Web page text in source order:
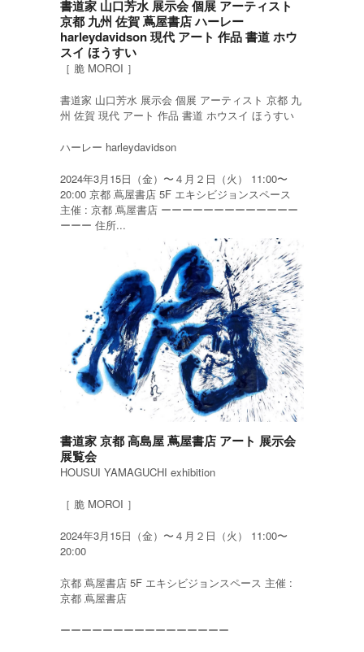
書道家 山口芳水 展示会 個展 アーティスト
京都 九州 佐賀 蔦屋書店 ハーレー
harleydavidson 現代 アート 作品 書道 ホウ
スイ ほうすい
［ 脆 MOROI ］
書道家 山口芳水 展示会 個展 アーティスト 京都 九
州 佐賀 現代 アート 作品 書道 ホウスイ ほうすい
ハーレー harleydavidson
2024年3月15日（金）〜４月２日（火） 11:00〜
20:00 京都 蔦屋書店 5F エキシビジョンスペース
主催 : 京都 蔦屋書店 ーーーーーーーーーーーーー
ーーー 住所...
書道家 京都 高島屋 蔦屋書店 アート 展示会
展覧会
HOUSUI YAMAGUCHI exhibition
［ 脆 MOROI ］
2024年3月15日（金）〜４月２日（火） 11:00〜
20:00
京都 蔦屋書店 5F エキシビジョンスペース 主催 :
京都 蔦屋書店
ーーーーーーーーーーーーーーーー